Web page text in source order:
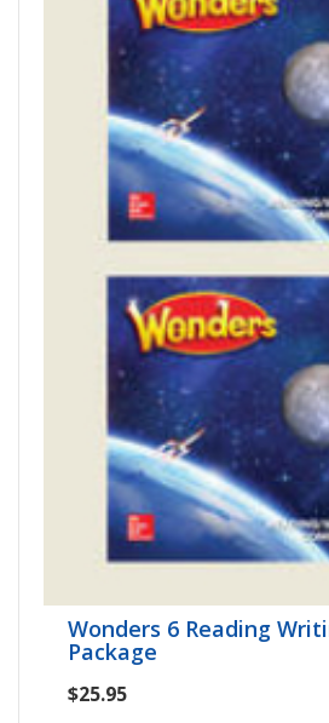
Wonders 6 Reading
Package
$25.95